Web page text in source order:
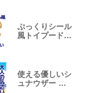
ぷっくりシール
風トイプードル
使える優しいシ
ュナウザー 夏